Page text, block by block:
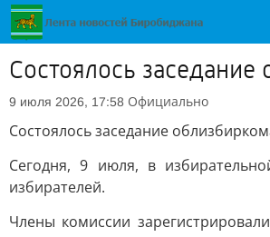
Состоялось заседание
9 июля 2026, 17:58 Официально
Состоялось заседание
Сегодня, 9 июля, в
избирателей.
Члены комиссии